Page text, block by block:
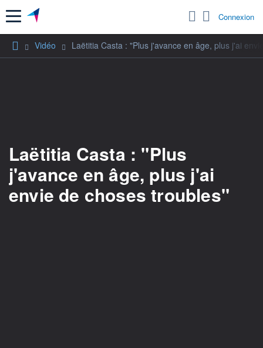
Menu Connexion
Vidéo Laëtitia Casta : "Plus j'avance en âge, plus j'ai
Laëtitia Casta : "Plus
j'avance en âge, plus j'ai
envie de choses troubles"